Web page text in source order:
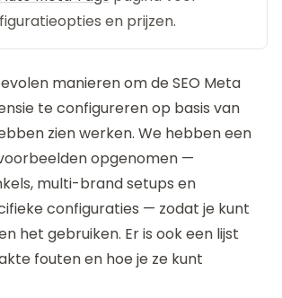
en prijzen.
manieren om deSEO Meta
te configureren op basis van
zien werken. We hebben een
opgenomen —
multi-brand setups en
configuraties — zodat je kunt
het gebruiken. Er is ook een lijst
fouten en hoe je ze kunt